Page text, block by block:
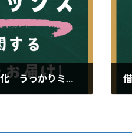
増税前にできる業務効率化 うっかりミスを科学的に防止する